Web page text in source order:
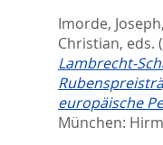
Imorde, Joseph,
Christian, eds.
Lambrecht-
europäische
München: